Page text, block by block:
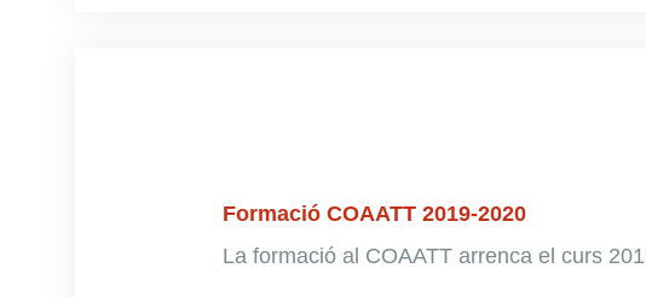
Formació COAATT 2019-2020
La formació al COAATT arrenca el curs